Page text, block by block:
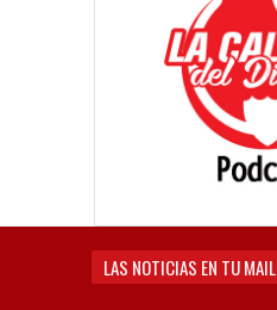
LAS NOTICIAS EN TU MAIL